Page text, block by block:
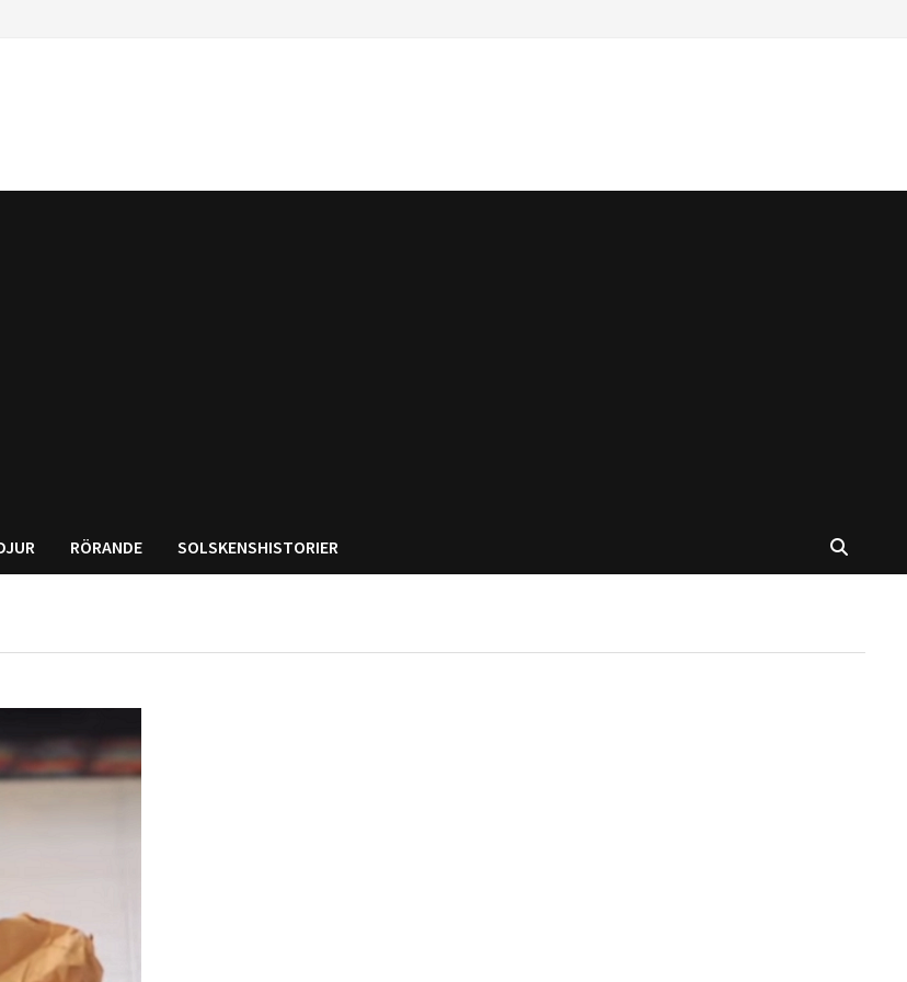
RÖRANDE SOLSKENSHISTORIER